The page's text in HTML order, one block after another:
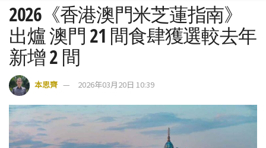
2026《香港澳門米芝蓮指南》
出爐 澳門 21 間食肆獲選較去年
新增 2 間
本思齊 2026年03月20日 10:39